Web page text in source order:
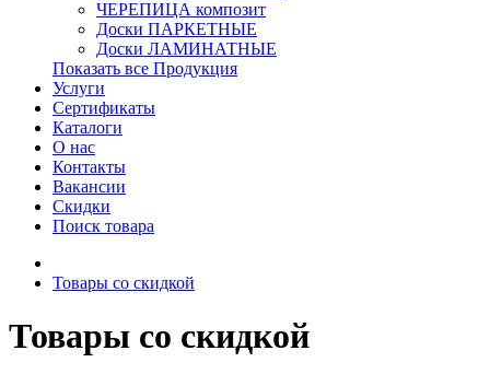
ЧЕРЕПИЦА композит
Доски ПАРКЕТНЫЕ
Доски ЛАМИНАТНЫЕ
Показать все Продукция
Услуги
Сертификаты
Каталоги
О нас
Контакты
Вакансии
Скидки
Поиск товара
Товары со скидкой
Товары со скидкой